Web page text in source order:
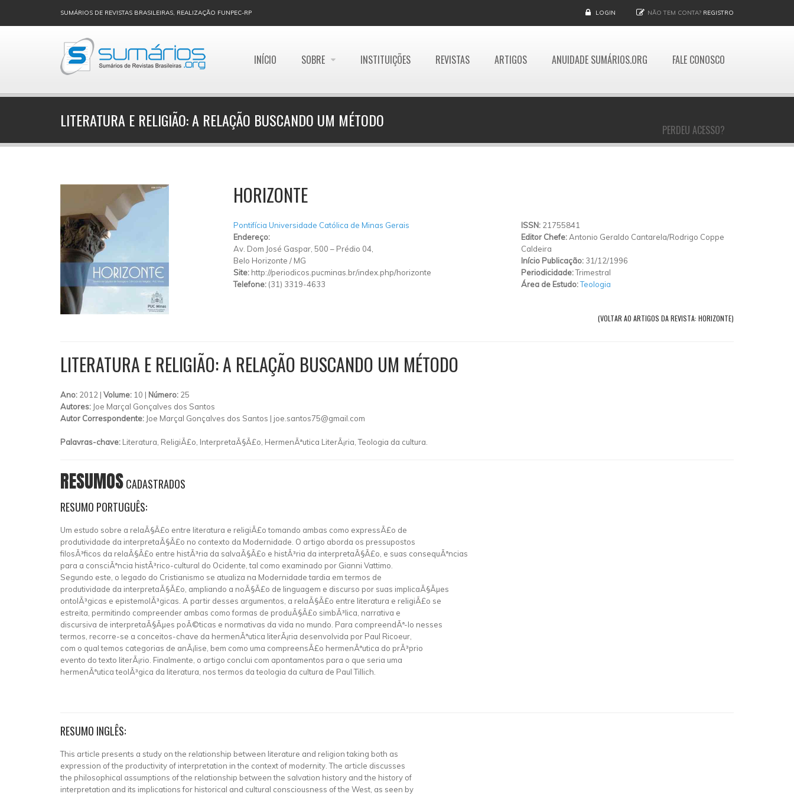
SUMÁRIOS DE REVISTAS BRASILEIRAS, REALIZAÇÃO FUNPEC-RP LOGIN NÃO TEM CONTA? REGISTRO
INÍCIO SOBRE INSTITUIÇÕES REVISTAS ARTIGOS ANUIDADE SUMÁRIOS.ORG FALE CONOSCO
PERDEU ACESSO?
LITERATURA E RELIGIÃO: A RELAÇÃO BUSCANDO UM MÉTODO
HORIZONTE
Pontifícia Universidade Católica de Minas Gerais
Endereço:
Av. Dom José Gaspar, 500 – Prédio 04,
Belo Horizonte / MG
Site: http://periodicos.pucminas.br/index.php/horizonte
Telefone: (31) 3319-4633
ISSN: 21755841
Editor Chefe:Antonio Geraldo Cantarela/Rodrigo Coppe
Caldeira
Início Publicação: 31/12/1996
Periodicidade:Trimestral
Área de Estudo:Teologia
(VOLTAR AO ARTIGOS DA REVISTA: HORIZONTE)
LITERATURA E RELIGIÃO: A RELAÇÃO BUSCANDO UM MÉTODO
Ano: 2012 | Volume: 10 | Número: 25
Autores: Joe Marçal Gonçalves dos Santos
Autor Correspondente: Joe Marçal Gonçalves dos Santos | joe.santos75@gmail.com
Palavras-chave: Literatura, ReligiÃ£o, InterpretaÃ§Ã£o, HermenÃªutica LiterÃ¡ria, Teologia da cultura.
RESUMOSCADASTRADOS
RESUMO PORTUGUÊS:
Um estudo sobre a relaÃ§Ã£o entre literatura e religiÃ£o tomando ambas como expressÃ£o de
produtividade da interpretaÃ§Ã£o no contexto da Modernidade. O artigo aborda os pressupostos
filosÃ³ficos da relaÃ§Ã£o entre histÃ³ria da salvaÃ§Ã£o e histÃ³ria da interpretaÃ§Ã£o, e suas consequÃªncias
para a consciÃªncia histÃ³rico-cultural do Ocidente, tal como examinado por Gianni Vattimo.
Segundo este, o legado do Cristianismo se atualiza na Modernidade tardia em termos de
produtividade da interpretaÃ§Ã£o, ampliando a noÃ§Ã£o de linguagem e discurso por suas implicaÃ§Ãµes
ontolÃ³gicas e epistemolÃ³gicas. A partir desses argumentos, a relaÃ§Ã£o entre literatura e religiÃ£o se
estreita, permitindo compreender ambas como formas de produÃ§Ã£o simbÃ³lica, narrativa e
discursiva de interpretaÃ§Ãµes poÃ©ticas e normativas da vida no mundo. Para compreendÃª-lo nesses
termos, recorre-se a conceitos-chave da hermenÃªutica literÃ¡ria desenvolvida por Paul Ricoeur,
com o qual temos categorias de anÃ¡lise, bem como uma compreensÃ£o hermenÃªutica do prÃ³prio
evento do texto literÃ¡rio. Finalmente, o artigo conclui com apontamentos para o que seria uma
hermenÃªutica teolÃ³gica da literatura, nos termos da teologia da cultura de Paul Tillich.
RESUMO INGLÊS:
This article presents a study on the relationship between literature and religion taking both as
expression of the productivity of interpretation in the context of modernity. The article discusses
the philosophical assumptions of the relationship between the salvation history and the history of
interpretation and its implications for historical and cultural consciousness of the West, as seen by